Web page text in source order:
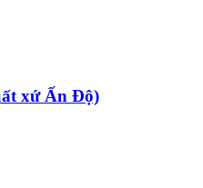
xứ Ấn Độ)